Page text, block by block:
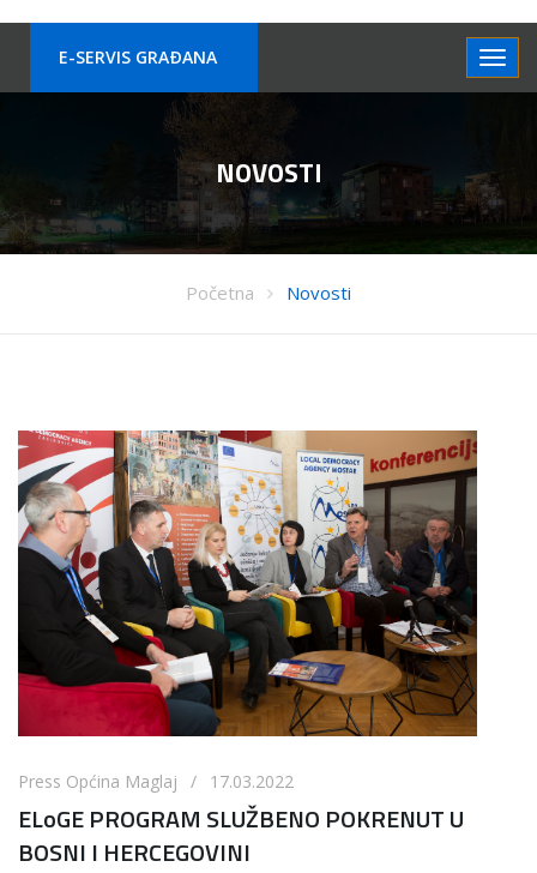
E-SERVIS GRAÐANA
NOVOSTI
Početna Novosti
Press Općina Maglaj / 17.03.2022
ELoGE PROGRAM SLUŽBENO POKRENUT U
BOSNI I HERCEGOVINI